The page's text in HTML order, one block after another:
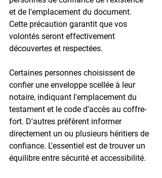
et de l'emplacement du document.
Cette précaution garantit que vos
volontés seront effectivement
découvertes et respectées.
Certaines personnes choisissent de
confier une enveloppe scellée à leur
notaire, indiquant l'emplacement du
testament et le code d'accès au coffre-
fort. D'autres préfèrent informer
directement un ou plusieurs héritiers de
confiance. L'essentiel est de trouver un
équilibre entre sécurité et accessibilité.